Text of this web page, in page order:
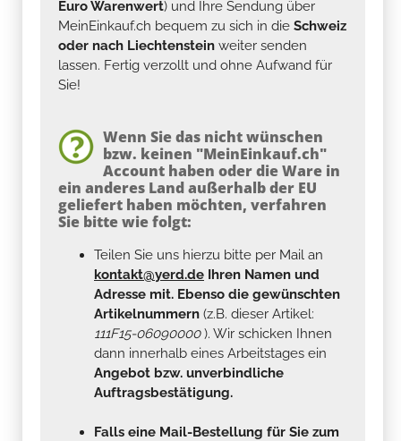
Euro Warenwert) und Ihre Sendung über
MeinEinkauf.ch bequem zu sich in die Schweiz
oder nach Liechtenstein weiter senden
lassen. Fertig verzollt und ohne Aufwand für
Sie!
Wenn Sie das nicht wünschen
bzw. keinen "MeinEinkauf.ch"
Account haben oder die Ware in
ein anderes Land außerhalb der EU
geliefert haben möchten, verfahren
Sie bitte wie folgt:
Teilen Sie uns hierzu bitte per Mail an
kontakt@yerd.de Ihren Namen und
Adresse mit. Ebenso die gewünschten
Artikelnummern (z.B. dieser Artikel:
111F15-06090000). Wir schicken Ihnen
dann innerhalb eines Arbeitstages ein
Angebot bzw. unverbindliche
Auftragsbestätigung.
Falls eine Mail-Bestellung für Sie zum